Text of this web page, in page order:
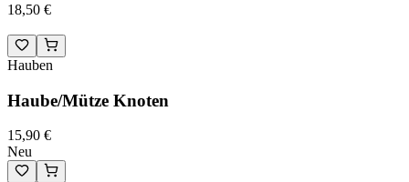
18,50 €
Hauben
Haube/Mütze Knoten
15,90 €
Neu